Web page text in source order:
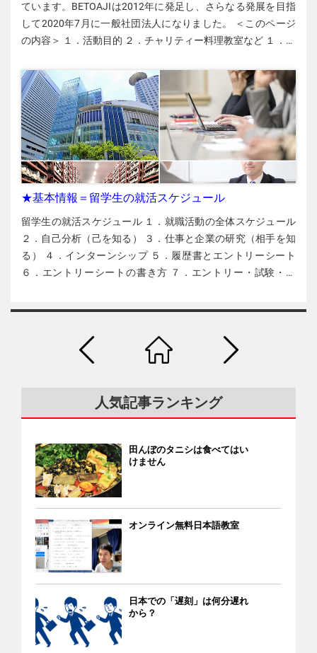
のときは携帯電話機（端末）も購入し、端末の分割費用を含
めて毎月3,000円～4,000円（約816,000 VND）ぐらいの料金
だけの一番安いプランにしました。 ※100円＝16,690
VND（2023年7月24日現在） そこで、今回もSBショップに行
って相談しましたが、一番安いプランとして、なんと約5000
円/月のプランを紹介されました。かなり衝撃でした！ 通話だ
けでなくデータ通信もセットになっているので、以前より高
いのです。 私は来日前、ベトナムでViettel社のSIMを使用し、
1カ月たった90,000 VND（約440円）でデータ通信が使い放題
も払わないといけないのか、不思議で仕方がありませんでし
た。 「私は大学の寮に住んでおり、部屋にWi-Fiがつながって
いるので、もっと安いプランはないか」と店員さんに聞いて
みましたが、「うちではこれ以上安いサービスはありませ
ん」ときっぱり断られました。こうして私はSBとの契約をあ
かdocomoやAuという大手キャリアもありますが、SBと大差
た。私は日本に10年間住んでいるベトナム人の友人や日本留
学を終えたばかりの後輩にメッセージを送って情報を集めま
の支払いを前提にLINEモバイルと契約 という手順が必要でし
た。彼女は知人のLINE Payアカウントを使わせてもらうこと
でLINEモバイルに加入したそうです。私にも頼める人はいま
すが、もっと親切なキャリアはないのか探してみたいと思い
ました。 ※その後、LINEモバイルは2021年3月で新規申し込
みを終えました。 クレジット払い限定 日本には格安SIMがた
くさんありますが、その多くは日本のクレジットカードでし
か支払いができません。 私の後輩は以前、東京の家電量販店
われて「Bic SIM」という格安SIMに申し込みました。しか
し、後日、「あなたのクレジットカードでは支払いができま
せん」と連絡があり、解約せざるをえなかったそうです。し
かも、後輩の責任ではないのに、契約期間中の途中解約とい
介します。 テト（旧正月）のイベント テトには支部ごとに催
しを企画します。ミスアオザイ・コンテストやべトナムの獅
子舞、伝統舞踊、伝統音楽など内容はさまざまです。また、
舞われます。多くの支部では日本人の参加も歓迎していま
す。 季節ごとの交流行事 日本には四季折々の自然を楽しむ習
慣があります。VYSAの支部も花見やバーベキューなどの季節
イベントを行っています。日本人が参加できるイベントもあ
ります。 スポーツ大会 各地の支部が在日ベトナム人のスポー
ツ大会を開催しています。もともと各地のベトナム人が週末
に集まってサッカーやバレーボールなどの練習や試合をして
いますが、VYSAは大会を主催してチーム同士の交流を促進し
ています。 日越文化交流イベント VYSA関東やVYSA大阪など
はスピーチコンテストやミスコンも開催しています。「日越
スピーチコンテスト」はベトナム人の日本語スピーチや日本
人のベトナム語スピーチの発表会です。「MISS VISAコンテス
毎年開催するジョブ・フェアには、ベトナム人を採用したい
日本企業の参加が年々増えています。全国のベトナム人大学
生や専門学校生が参加し、実際に就職に結びつくケースも多
学、物理、経済、社会学など各分野の研究発表会です。VYSA
や大学院生が参加しています。
ています。BETOAJIは2012年に発足し、さらなる発展を目指
して2020年7月に一般社団法人になりました。 ＜このページ
の内容＞ １．活動目的 ２．チャリティー料理教室など １．活
仙台、新潟、長岡、東京、名古屋、神戸-大阪、広島の計7つ
の支部があります。 公式サイト https://betoaji.org/ 公式フェ
イスブック https://www.facebook.com/betoaji YouTube
https://www.youtube.com/channel/UC-Hmk-
5jI724NgWjX0insjg 活動目的 ベトナムの料理や文化を世界の
人たちに紹介する ベトナムの貧しい子どもたちを支援する 在
日ベトナム人の若者たちを含む参加者間の交流の場を作る
２．チャリティー料理教室など BATOAJIの活動内容を紹介し
を開催しています。各支部のボランティア・スタッフが料理
の先生役や会場予約、レシピの作成・翻訳、材料買い出し、
調理アシスタント兼通訳などの役割を分担しています。 料理
教室の参加者の年齢・職業は多様です。また、日本人だけで
ます。各回の参加者は20～30人ですが、テト（正月）やクリ
料理教室の参加費は1人1,000～1,500円。経費を引いた残額は
BETOAJI本部（東京）に集約後、ベトナムの山岳地域の貧困
れます。BETOAJIのスタッフは文化交流と子どもたちの支援
これらの収益も子どもたちを支援する基金に充てられます。
日本語の子ども向け絵本や教育絵本などをベトナム語に翻訳
して販売する取り組みも行っています。 ベトナムの貧しい子
どもたちに奨学金 BETOAJIは貧しくても学校に行って勉強し
クラック省エアスップ県とトゥアティエン・フエ省で
「BETOAJI奨学金」を提供してきました（現在はエアスップ
県のみで運営）。奨学金を受け取る子どもたち（奨学生）が
大学を卒業するまで支援を続ける取り組みです。 2019年11月
までの奨学生は通算40名（うち33名は中学・高校生、6名は
大学生、1人は大学卒業）。中には、医科大学を卒業後、エア
スップ県に戻って医療に従事している奨学生もいます。 日越
★基本情報＝留学生の就活スケジュール
留学生の就活スケジュール １．就職活動の全体スケジュール ２．自己分析（己を知る） ３．仕事と企業の研究（相手を知る） ４．インターンシップ ５．履歴書とエントリーシート ６．エントリーシートの書き方 ７．エントリー・試験・面接・内定 留学生の就活スケジュール 「エントリー」「合同説明会」「会社説明会」「エントリーシート」「履歴書」「筆記試験」「面接」「内々定」。留学生の就職活動の進め方の全体像と、エントリーシートや面接の成否を分ける「自己PR」や「志望動機」を書くための準備について解説します。活動が遅れがちな留学生が多いので、全体の流れを理解し、早めの準備を心がけましょう。 １．就職活動の全体スケジュール 大学3年からスタート 大学３年・M１ 5月 6月 7月 8月 9月 10月 11月 12月 1月 2月 3月 インターンシップ説明会 夏のインターンシップ 秋のインターンシップ 合同説明会が多い（３月には大きな会社の単独説明会もある） 自己分析（価値観・興味・長所） 仕事（業界・職種・企業）の研究＝検索、先輩訪問、企業訪問、インターンシップ 2022年卒業予定者の就活スケジュール 大学生の場合、日本での就職活動（就活）は3年生の最初から始まると考えてください。就職活動で一番大事なのは、自分にとってやりがいのある仕事を探すことです。自分の経験や知識、価値観をどのような分野で生かせばよいか、そのためにはどの企業のどの職種を目指すのがよいか、それを考え、研究する時期が大学3年生です。 また、3年のうちからインターンシップに積極的に参加しましょう。インターンについては、後で詳しく説明しますが、さまざまな職場や仕事を経験することで仕事選びのノウハウも高まり、自分の長所や課題に関する分析も深まります。そして、学年末に近付くと、いよいよ合同説明会などの会社説明会が始まります。就活の本格スタートです。 大学４年：エントリーシート提出→試験→面接 大学4年・M2 4月 5月 6月 7月 8月 9月 10月 11月 12月 筆記試験・面接 内々定 内 定 式 ビ ザ 変 更 春のインターンシップ 4年生になっても会社説明会は続きます。多くの場合、４～6月に面接がありますが、それより遅い時期でもインターンシップや面接はあります。なかなか内々定が出なくてもあきらめないでください。 就職活動にかかる時間 就職活動には時間がかかります。 ・自己分析、会社探し……なるべく時間をかけて自己分析や会社探しをすることをお勧めしますが、短い期間でやろうとする場合でも会社探しには2、3カ月かかります。 ・正式な採用内定をもらうと在留資格変更の手続きに入りますが、変更手続きには通常3カ月ぐらいかかるので、大学4年の12月ごろに申請を行います。 ２．自己分析（己を知る） 就活では、自分にとってやりがいのある仕事、自分の能力や適性を発揮できる職場を探しましょう。日本では、あまりに短い期間で転職をくり返すと、再就職先の選択肢が減っていきます。採用する側が「この人を採用しても長続きするのだろうか」と不安になるからです。長く働き続けるためにも、仕事を通じてやりがいを感じ充実した人生を過ごすためにも、自分に合った仕事や職場を見つけることが大切です。 そのための第一歩が自己分析です。自己分析ができていないと自分に合った仕事も分かりません。自分の経験（学校生活、社会活動、アルバイトなど）を振り返りながら、下記のようなポイントをくり返し分析してください。 ・自分の価値観 ・自分の興味 ・自分の能力（何が得意か、何ができるか） ３．仕事と企業の研究（相手を知る） 自分の価値観、興味、能力が見えてきたら、それに合う仕事や職場を探しましょう。それには、仕事や会社の内容を知らなければなりません。どのようにすれば、仕事や会社の内容を調べられるのでしょうか。 「なぜ当社で働きたいのですか？」 採用面接でよく聞かれる質問に次のようなものがあります。 ✔︎「なぜ当社を志望するのですか？」 ✔︎「なぜこの仕事をしたいのですか？」 ✔︎「あなたはどうやって当社に貢献できますか？」 自己分析や会社分析ができていないと、これらの質問に的確に答えられません。逆に、十分な自己分析と会社分析を経て応募した会社なら、その会社があなたに合っている確率が高く、こうした質問にも的確に答えることができます。 会社と仕事の研究 やりたい仕事、行きたい会社を探すには、次のような角度から情報を収集し分析していきましょう。 業界研究 興味のある業界を広く調べましょう。その業界はだれに何を提供しているのか、その業界で自分のできる仕事は何かなどを調べます。その際、学生は消費者に商品やサービスを提供しているB to C（Business to Consumer）の業界だけに目を向けがちですが、企業向けに商品やサービスを提供しているB to B（Business to Business）の業界についても調べましょう。 企業研究、職種研究 エントリーシートや面接で「この業界の中でなぜ当社を志望するのですか？」と問われたときに説得力のある答えを用意できるよう、会社の事業内容や強み、社風、他社との違いなどをしっかり調べましょう。当然、その会社にどういう職種があるのかも知らなければなりません。そのためには、例えば次のような方法があります。 ✔︎ インターネットで情報を集める ✔︎ 先輩に聞く（できれば、先輩に会って聞く） ✔︎ 会社説明会に参加する ✔︎ インターンシップでその会社か同業他社で働く 大学での専攻と就職の職種 学校での専攻と就職先の職種 留学生の場合、学校で専攻した内容と就職での職種が合致しないと、技術・人文知識・国際の在留資格を取得できないことがあります。在留資格の関係で自分にできる仕事とできない仕事があることに留意してください。 留学の専攻と就職時の職種 特定技能 また、中には日本で働くのは数年と決めている留学生もいることでしょう。その場合、「特定技能」という在留資格を目指す留学生も増えてきています。日本語能力試験（JLPT）・N４以上と働きたい産業分野の技能測定試験に合格し、企業と雇用契約を結べば、特定技能の在留資格を取得する条件がそろいます。 特定技能について何でも分かる 留学生の就活スケジュール ４．インターンシップ 自己分析が進み、仕事の研究にも役立つ 大手人材会社「マイナビ」の調査によると、2020年卒業の大学生の約80％がインターンシップに参加しました。1人がインターンシップをする会社の数は平均３・６社です。インターンシップは大学や専門学校のキャリア支援室（キャリアセンター、就職支援室）で紹介してもらえます。 自己分析を進める上でも仕事の研究を深める上でもインターンシップは重要です。>アルバイトとは違う種類の仕事も体験できます。実際にその仕事をしてみることで、その仕事が自分に向いているかどうか、自分にはどのような長所や課題があるのか、どんな仕事が自分に向いているのか、会社を選ぶ際には何に着目したらよいかなど、さまざまなことが見えてきます。 ✔︎ 仕事内容を具体的に理解できる ✔︎ 自分の長所や課題が分かる ✔︎ 仕事に必要な知識・能力・スキルがわかる ✔︎ エントリーシートや面接でPRするための経験にもなる ✔︎ さまざまな助言をもらえる ✔︎ 会社を見る目が養われる 採用型のイン
人気記事ランキング
田んぼのタニシは食べてはい
けません
オンライン無料日本語教室
日本での「遅刻」は何分遅れ
から？